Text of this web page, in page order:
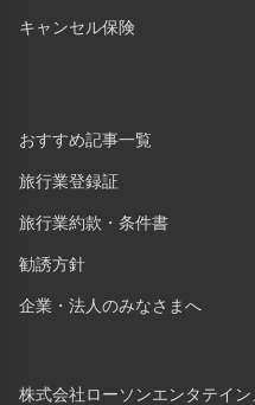
キャンセル保険
おすすめ記事一覧
旅行業登録証
旅行業約款・条件書
勧誘方針
企業・法人のみなさまへ
株式会社ローソンエンタテイン